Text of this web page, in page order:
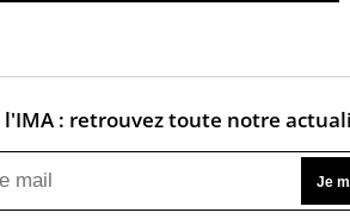
: retrouvez toute notre